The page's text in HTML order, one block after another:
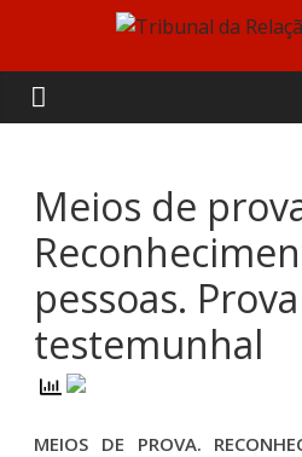
content
Tribunal
da
Relação
de
Coimbra
Meios de
pessoas. Prova
testemunhal
MEIOS DE PROVA.